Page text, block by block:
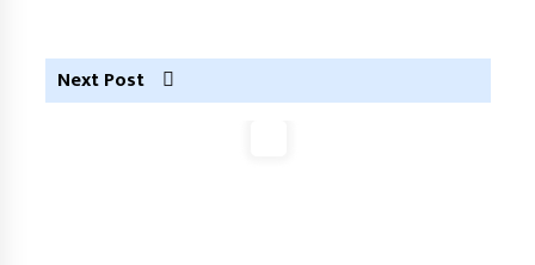
Next Post